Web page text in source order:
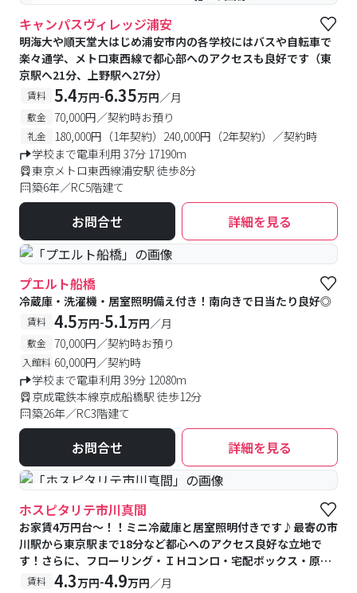
#食事付き #女性専用フロアあり
キャンパスヴィレッジ浦安
明海大や順天堂大はじめ浦安市内の各学校にはバスや自転車で
楽々通学、メトロ東西線で都心部へのアクセスも良好です（東
京駅へ21分、上野駅へ27分）
賃料 5.4万円-6.35万円／月
敷金 70,000円／契約時お預り
礼金
180,000円（1年契約）240,000円（2年契約）／契約時
学校まで電車利用 37分 17190m
東京メトロ東西線浦安駅 徒歩8分
築6年／RC5階建て
お問合せ 詳細を見る
プエルト船橋
冷蔵庫・洗濯機・居室照明備え付き！南向きで日当たり良好◎
賃料 4.5万円-5.1万円／月
敷金 70,000円／契約時お預り
入館料 60,000円／契約時
学校まで電車利用 39分 12080m
京成電鉄本線京成船橋駅 徒歩12分
築26年／RC3階建て
お問合せ 詳細を見る
#予約受付中 #空室待ち
ホスピタリテ市川真間
お家賃4万円台～！！ミニ冷蔵庫と居室照明付きです♪最寄の市
川駅から東京駅まで18分など都心へのアクセス良好な立地で
す！さらに、フローリング・ＩＨコンロ・宅配ボックス・原付
駐車可能など、設備も充実しております☆
賃料 4.3万円-4.9万円／月